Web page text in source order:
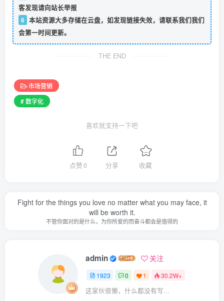
客发现请向站长举报
6 本站资源大多存储在云盘，如发现链接失效，请联系我们我们
会第一时间更新。
THE END
市场营销
# 数字化
喜欢就支持一下吧
点赞0 分享 收藏
Fight for the things you love no matter what you may face, it
will be worth it.
不管你面对的是什么，为你所爱的而奋斗都会是值得的
admin 关注
1923 0 1 30.2W+
这家伙很懒，什么都没有写...